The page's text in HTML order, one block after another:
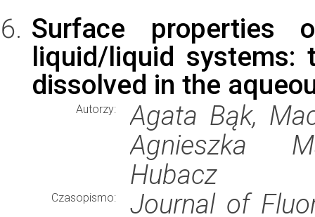
Surface properties
liquid/liquid systems:
dissolved in the
Autorzy:
Agata Bąk,
Agnieszka
Hubacz
Czasopismo:
Journal of